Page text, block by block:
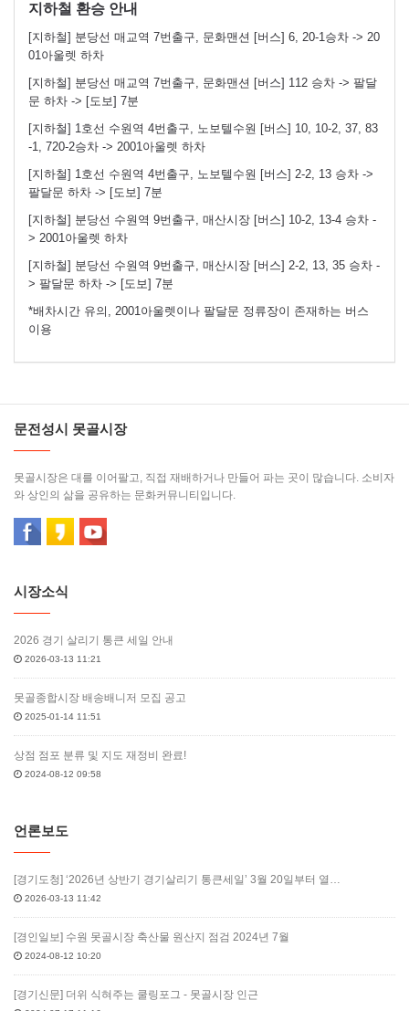
지하철 환승 안내
[지하철] 분당선 매교역 7번출구, 문화맨션 [버스] 6, 20-1승차 -> 20
01아울렛 하차
[지하철] 분당선 매교역 7번출구, 문화맨션 [버스] 112 승차 -> 팔달
문 하차 -> [도보] 7분
[지하철] 1호선 수원역 4번출구, 노보텔수원 [버스] 10, 10-2, 37, 83
-1, 720-2승차 -> 2001아울렛 하차
[지하철] 1호선 수원역 4번출구, 노보텔수원 [버스] 2-2, 13 승차 ->
팔달문 하차 -> [도보] 7분
[지하철] 분당선 수원역 9번출구, 매산시장 [버스] 10-2, 13-4 승차 -
> 2001아울렛 하차
[지하철] 분당선 수원역 9번출구, 매산시장 [버스] 2-2, 13, 35 승차 -
> 팔달문 하차 -> [도보] 7분
*배차시간 유의, 2001아울렛이나 팔달문 정류장이 존재하는 버스
이용
문전성시 못골시장
못골시장은 대를 이어팔고, 직접 재배하거나 만들어 파는 곳이 많습니다. 소비자
와 상인의 삶을 공유하는 문화커뮤니티입니다.
시장소식
2026 경기 살리기 통큰 세일 안내
2026-03-13 11:21
못골종합시장 배송배니저 모집 공고
2025-01-14 11:51
상점 점포 분류 및 지도 재정비 완료!
2024-08-12 09:58
언론보도
[경기도청] ‘2026년 상반기 경기살리기 통큰세일’ 3월 20일부터 열…
2026-03-13 11:42
[경인일보] 수원 못골시장 축산물 원산지 점검 2024년 7월
2024-08-12 10:20
[경기신문] 더위 식혀주는 쿨링포그 - 못골시장 인근